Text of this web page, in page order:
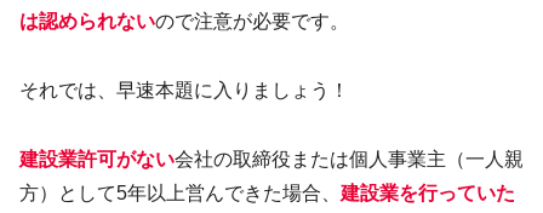
は認められないので注意が必要です。
それでは、早速本題に入りましょう！
建設業許可がない会社の取締役または個人事業主（一人親
方）として5年以上営んできた場合、 建設業を行っていた